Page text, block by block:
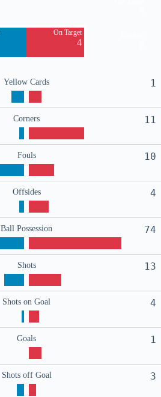
On Target
4
Yellow Cards 1
Corners 11
Fouls 10
Offsides 4
Ball Possession 74
Shots 13
Shots on Goal 4
Goals 1
Shots off Goal 3